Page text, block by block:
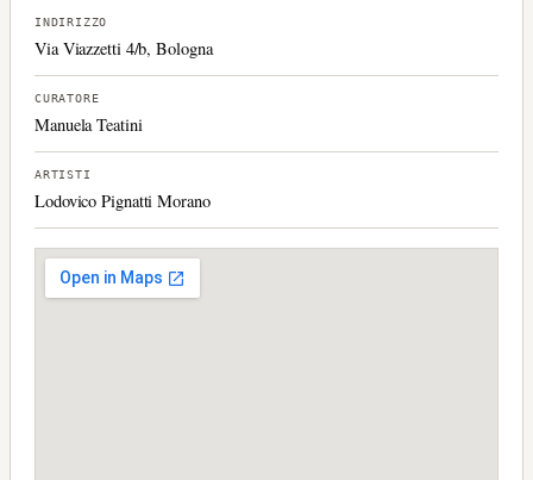
INDIRIZZO
Via Viazzetti 4/b, Bologna
CURATORE
Manuela Teatini
ARTISTI
Lodovico Pignatti Morano